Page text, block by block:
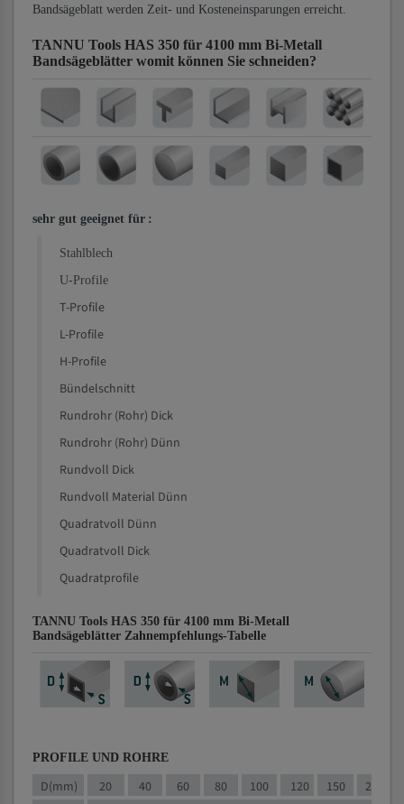
Bandsägeblatt werden Zeit- und Kosteneinsparungen erreicht.
TANNU Tools HAS 350 für 4100 mm Bi-Metall
Bandsägeblätter womit können Sie schneiden?
sehr gut geeignet für :
Stahlblech
U-Profile
T-Profile
L-Profile
H-Profile
Bündelschnitt
Rundrohr (Rohr) Dick
Rundrohr (Rohr) Dünn
Rundvoll Dick
Rundvoll Material Dünn
Quadratvoll Dünn
Quadratvoll Dick
Quadratprofile
TANNU Tools HAS 350 für 4100 mm Bi-Metall
Bandsägeblätter Zahnempfehlungs-Tabelle
PROFILE UND ROHRE
D(mm) 20 40 60 80 100 120 150 200